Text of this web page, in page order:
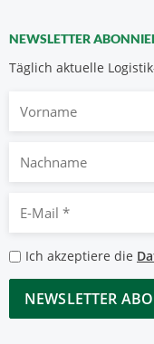
NEWSLETTER
Täglich aktuelle
Nachname
Mail
*
*
Ich akzeptiere die
CAPTCHA